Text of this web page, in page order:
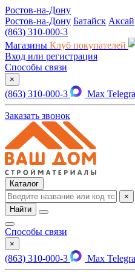
Ростов-на-Дону
Ростов-на-Дону Батайск Аксай
(863) 310-000-3
Магазины Клуб покупателей
Вход или регистрация
Способы связи
×
(863) 310-000-3 Max
Заказать звонок
Каталог
×
Найти
Способы связи
×
(863) 310-000-3 Max